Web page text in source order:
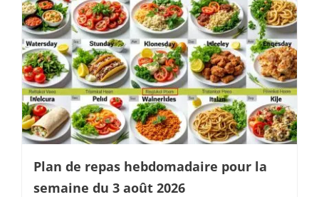
Plan de repas hebdomadaire pour la
semaine du 3 août 2026